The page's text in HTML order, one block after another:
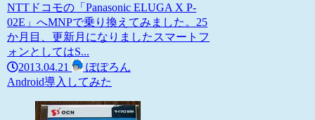
NTTドコモの「Panasonic ELUGA X P-
02E」へMNPで乗り換えてみました。25
か月目、更新月になりましたスマートフ
ォンとしてはS...
2013.04.21
ぽぽろん
Android導入してみた